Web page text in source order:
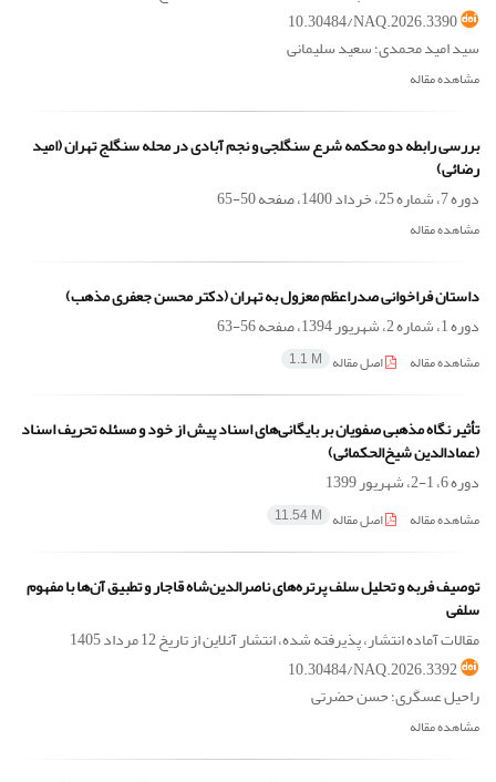
10.30484/NAQ.2026.3390
سید امید محمدی؛ سعید سلیمانی
مشاهده مقاله
بررسی رابطه دو محکمه شرع سنگلجی و نجم آبادی در محله سنگلج تهران (امید
رضائی)
دوره 7، شماره 25، خرداد 1400، صفحه
50-65
مشاهده مقاله
داستان فراخوانی صدراعظم معزول به تهران (دکتر محسن جعفری مذهب)
دوره 1، شماره 2، شهریور 1394، صفحه
56-63
مشاهده مقاله اصل مقاله 1.1 M
تأثیر نگاه مذهبی صفویان بر بایگانی‌های اسناد پیش از خود و مسئله تحریف اسناد
(عمادالدین شیخ‌الحکمائی)
دوره 6، 1-2، شهریور 1399
مشاهده مقاله اصل مقاله 11.54 M
توصیف فربه و تحلیل سلف پرتره‌های ناصرالدین‌شاه قاجار و تطبیق آن‌ها با مفهوم
سلفی
مقالات آماده انتشار، پذیرفته شده، انتشار آنلاین از تاریخ12 مرداد 1405
10.30484/NAQ.2026.3392
راحیل عسگری؛ حسن حضرتی
مشاهده مقاله